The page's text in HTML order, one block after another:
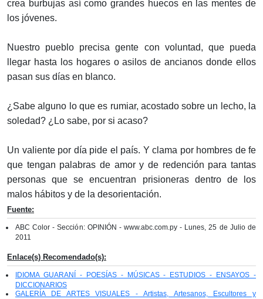
crea burbujas así como grandes huecos en las mentes de
los jóvenes.
Nuestro pueblo precisa gente con voluntad, que pueda
llegar hasta los hogares o asilos de ancianos donde ellos
pasan sus días en blanco.
¿Sabe alguno lo que es rumiar, acostado sobre un lecho, la
soledad? ¿Lo sabe, por si acaso?
Un valiente por día pide el país. Y clama por hombres de fe
que tengan palabras de amor y de redención para tantas
personas que se encuentran prisioneras dentro de los
malos hábitos y de la desorientación.
Fuente:
ABC Color - Sección: OPINIÓN - www.abc.com.py - Lunes, 25 de Julio de
2011
Enlace(s) Recomendado(s):
IDIOMA GUARANÍ - POESÍAS - MÚSICAS - ESTUDIOS - ENSAYOS -
DICCIONARIOS
GALERÍA DE ARTES VISUALES - Artistas, Artesanos, Escultores y